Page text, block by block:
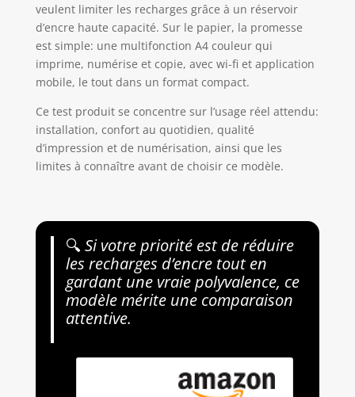
veulent limiter les recharges grâce à un réservoir
d’encre haute capacité. Sur le papier, la promesse
est simple: une multifonction A4 couleur qui
imprime, numérise et copie, avec wi-fi et application
mobile, le tout dans un format compact.
Ce test produit se concentre sur l’usage réel attendu:
installation, confort au quotidien, qualité
d’impression et de numérisation, ainsi que les
limites à connaître avant de choisir ce modèle.
🔍 Si votre priorité est de réduire
les recharges d’encre tout en
gardant une vraie polyvalence, ce
modèle mérite une comparaison
attentive.